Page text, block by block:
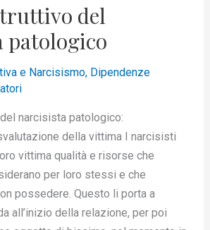
del
patologico
e Narcisismo, Dipendenze
narcisista patologico:
della vittima I narcisisti
vittima qualità e risorse che
per loro stessi e che
possedere. Questo li porta a
all’inizio della relazione, per poi